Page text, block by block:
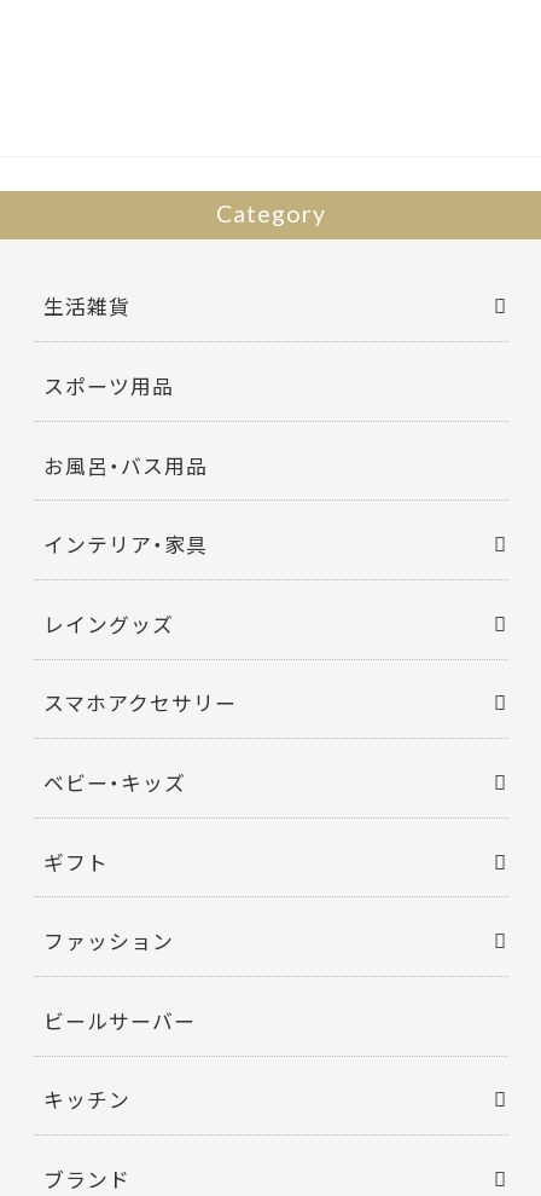
Category
生活雑貨
スポーツ用品
お風呂・バス用品
インテリア・家具
レイングッズ
スマホアクセサリー
ベビー・キッズ
ギフト
ファッション
ビールサーバー
キッチン
ブランド